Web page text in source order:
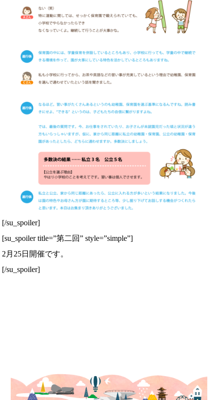
[/su_spoiler]
[su_spoiler title=”第二回” style=”simple”]
2月25日開催です。
[/su_spoiler]